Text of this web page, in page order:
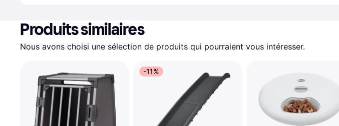
Produits similaires
Nous avons choisi une sélection de produits qui pourraient vous intéresser.
-11%